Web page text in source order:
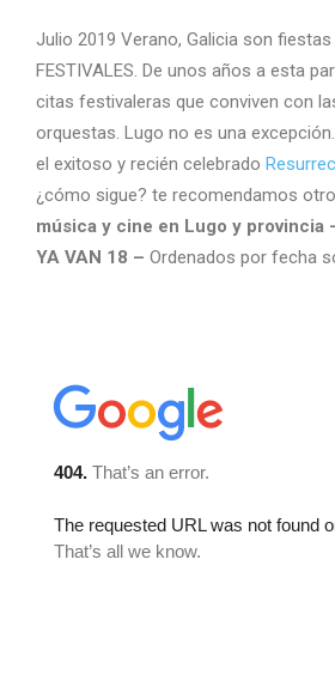
Julio 2019 Verano, Galicia son
FESTIVALES. De unos años a esta
citas festivaleras que conviven con
orquestas. Lugo no es una
el exitoso y recién celebrado
¿cómo sigue? te recomendamos
música y cine en Lugo y provincia
YA VAN 18 – Ordenados por fecha